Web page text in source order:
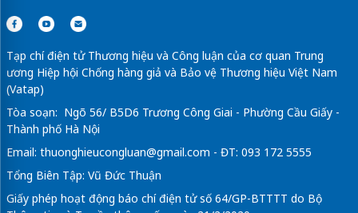
Tạp chí điện tử Thương hiệu và Công luận của cơ quan Trung
ương Hiệp hội Chống hàng giả và Bảo vệ Thương hiệu Việt Nam
(Vatap)
Tòa soạn: Ngõ 56/ B5D6 Trương Công Giai - Phường Cầu Giấy -
Thành phố Hà Nội
Email: thuonghieucongluan@gmail.com - ĐT: 093 172 5555
Tổng Biên Tập: Vũ Đức Thuận
Giấy phép hoạt động báo chí điện tử số 64/GP-BTTTT do Bộ